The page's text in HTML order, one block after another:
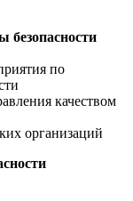
безопасности
по
качеством
организаций